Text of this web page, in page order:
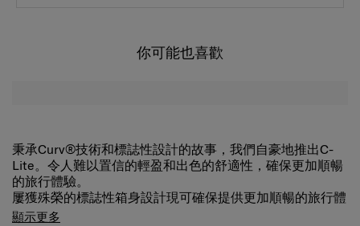
你可能也喜歡
秉承Curv®技術和標誌性設計的故事，我們自豪地推出C-
Lite。令人難以置信的輕盈和出色的舒適性，確保更加順暢
的旅行體驗。
屢獲殊榮的標誌性箱身設計現可確保提供更加順暢的旅行體
驗。 加長的雙拉捍和雙滑輪確保了極高的機動性和易用
顯示更多